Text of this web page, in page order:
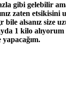
gibi gelebilir
zaten etsikisini
bile alsanız size
1 kilo alıyorum